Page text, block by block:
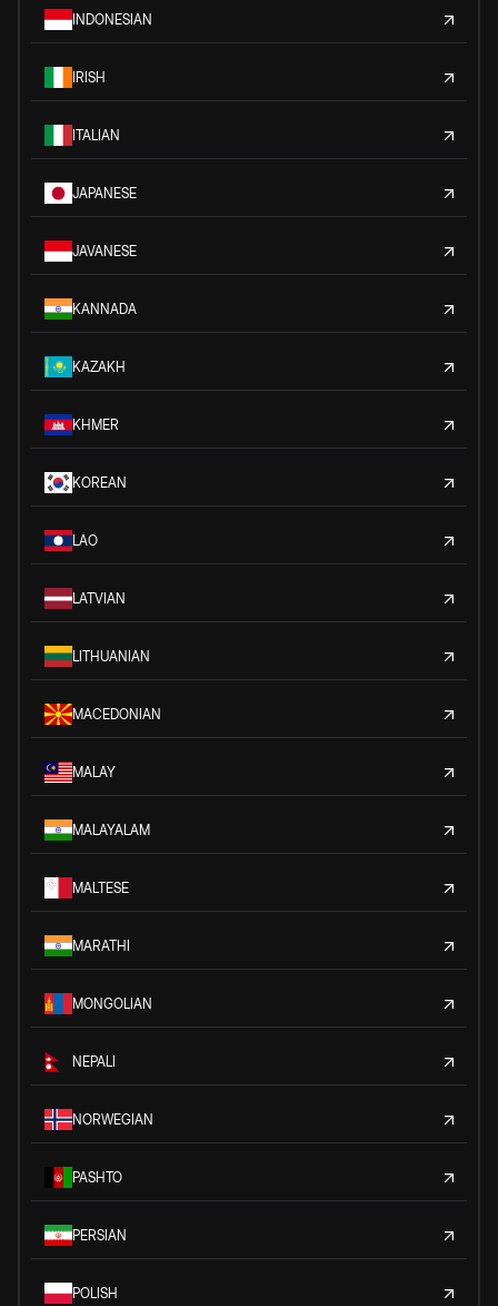
INDONESIAN
IRISH
ITALIAN
JAPANESE
JAVANESE
KANNADA
KAZAKH
KHMER
KOREAN
LAO
LATVIAN
LITHUANIAN
MACEDONIAN
MALAY
MALAYALAM
MALTESE
MARATHI
MONGOLIAN
NEPALI
NORWEGIAN
PASHTO
PERSIAN
POLISH